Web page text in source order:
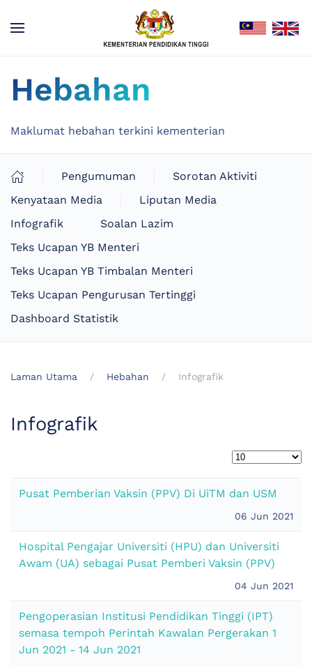
Hebahan
Maklumat hebahan terkini kementerian
Pengumuman
Sorotan Aktiviti
Kenyataan Media
Liputan Media
Infografik
Soalan Lazim
Teks Ucapan YB Menteri
Teks Ucapan YB Timbalan Menteri
Teks Ucapan Pengurusan Tertinggi
Dashboard Statistik
Laman Utama Hebahan Infografik
Infografik
Pusat Pemberian Vaksin (PPV) Di UiTM dan USM
06 Jun 2021
Hospital Pengajar Universiti (HPU) dan Universiti
Awam (UA) sebagai Pusat Pemberi Vaksin (PPV)
04 Jun 2021
Pengoperasian Institusi Pendidikan Tinggi (IPT)
semasa tempoh Perintah Kawalan Pergerakan 1
Jun 2021 - 14 Jun 2021